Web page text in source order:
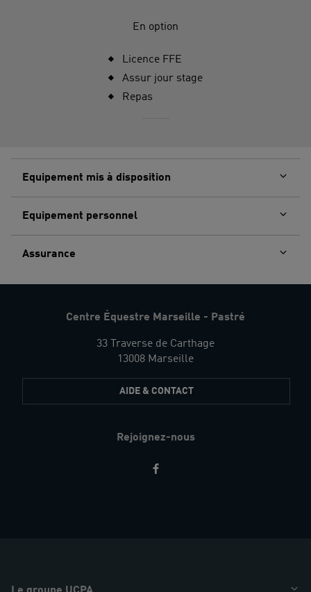
En option
Licence FFE
Assur jour stage
Repas
Equipement mis à disposition
Equipement personnel
Assurance
Centre Équestre Marseille - Pastré
33 Traverse de Carthage
13008 Marseille
AIDE & CONTACT
Rejoignez-nous